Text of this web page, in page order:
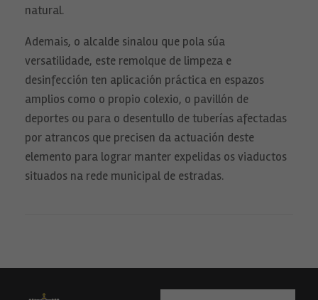
natural.
Ademais, o alcalde sinalou que pola súa
versatilidade, este remolque de limpeza e
desinfección ten aplicación práctica en espazos
amplios como o propio colexio, o pavillón de
deportes ou para o desentullo de tuberías afectadas
por atrancos que precisen da actuación deste
elemento para lograr manter expelidas os viaductos
situados na rede municipal de estradas.
cookies,
algunas
funcionalidades
de la web.
Personalizado
Al compartir tu
comportamiento
mientras visitas